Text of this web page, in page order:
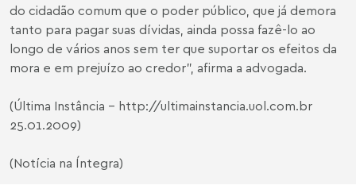
do cidadão comum que o poder público, que já demora
tanto para pagar suas dívidas, ainda possa fazê-lo ao
longo de vários anos sem ter que suportar os efeitos da
mora e em prejuízo ao credor”, afirma a advogada.
(Última Instância - http://ultimainstancia.uol.com.br
25.01.2009)
(Notícia na Íntegra)